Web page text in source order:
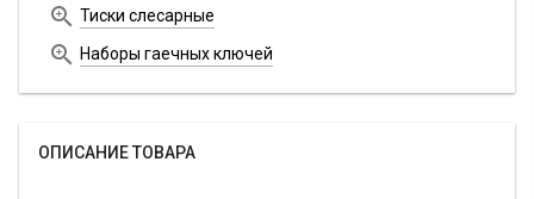
 Тиски слесарные
 Наборы гаечных ключей
ОПИСАНИЕ ТОВАРА